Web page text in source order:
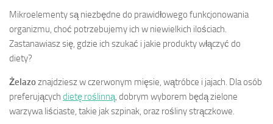
Mikroelementy są niezbędne do prawidłowego funkcjonowania
organizmu, choć potrzebujemy ich w niewielkich ilościach.
Zastanawiasz się, gdzie ich szukać i jakie produkty włączyć do
diety?
Żelazoznajdziesz w czerwonym mięsie, wątróbce i jajach. Dla osób
preferujących dietę roślinną, dobrym wyborem będą zielone
warzywa liściaste, takie jak szpinak, oraz rośliny strączkowe.